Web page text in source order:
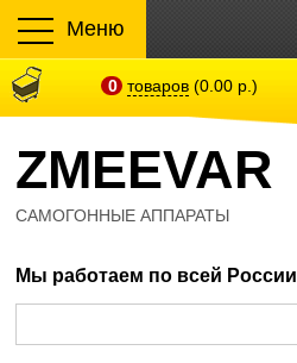
Меню
0 товаров (0.00 р.)
ZMEEVAR
САМОГОННЫЕ АППАРАТЫ
Мы работаем по всей России